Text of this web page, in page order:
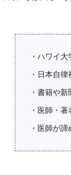
・ハワイ
・日本自
・書籍や
・医師・著
・医師が